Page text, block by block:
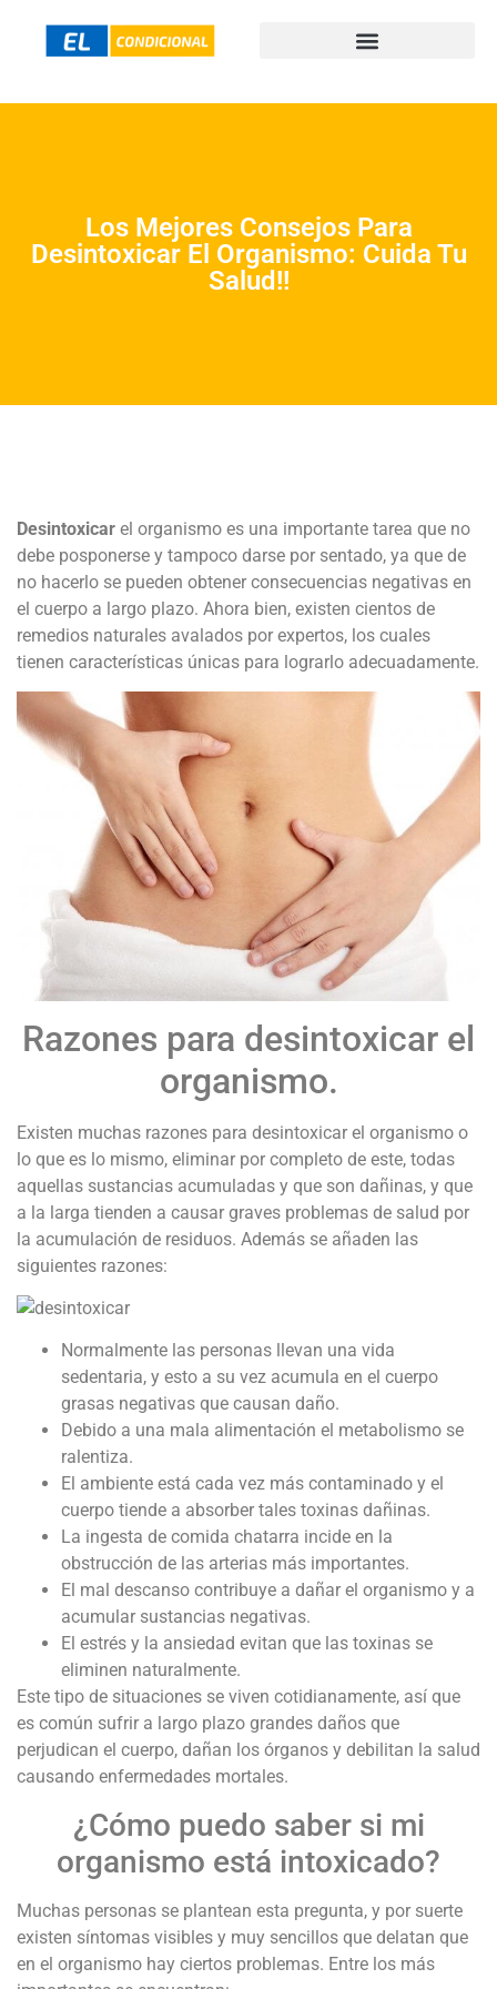
Los Mejores Consejos Para
Desintoxicar El Organismo: Cuida Tu
Salud!!
Desintoxicar el organismo es una importante tarea que no
debe posponerse y tampoco darse por sentado, ya que de
no hacerlo se pueden obtener consecuencias negativas en
el cuerpo a largo plazo. Ahora bien, existen cientos de
remedios naturales avalados por expertos, los cuales
tienen características únicas para lograrlo adecuadamente.
Razones para desintoxicar el
organismo.
Existen muchas razones para desintoxicar el organismo o
lo que es lo mismo, eliminar por completo de este, todas
aquellas sustancias acumuladas y que son dañinas, y que
a la larga tienden a causar graves problemas de salud por
la acumulación de residuos. Además se añaden las
siguientes razones:
Normalmente las personas llevan una vida
sedentaria, y esto a su vez acumula en el cuerpo
grasas negativas que causan daño.
Debido a una mala alimentación el metabolismo se
ralentiza.
El ambiente está cada vez más contaminado y el
cuerpo tiende a absorber tales toxinas dañinas.
La ingesta de comida chatarra incide en la
obstrucción de las arterias más importantes.
El mal descanso contribuye a dañar el organismo y a
acumular sustancias negativas.
El estrés y la ansiedad evitan que las toxinas se
eliminen naturalmente.
Este tipo de situaciones se viven cotidianamente, así que
es común sufrir a largo plazo grandes daños que
perjudican el cuerpo, dañan los órganos y debilitan la salud
causando enfermedades mortales.
¿Cómo puedo saber si mi
organismo está intoxicado?
Muchas personas se plantean esta pregunta, y por suerte
existen síntomas visibles y muy sencillos que delatan que
en el organismo hay ciertos problemas. Entre los más